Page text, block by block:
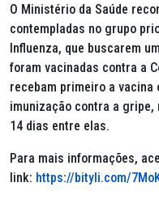
O Ministério da Saúde
contempladas no grupo
Influenza, que buscarem
foram vacinadas contra a
recebam primeiro a vacina
imunização contra a gripe,
14 dias entre elas.
Para mais informações,
link: https://bityli.com/